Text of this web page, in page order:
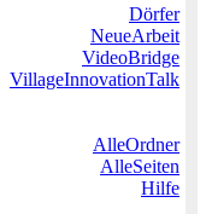
Dörfer
NeueArbeit
VideoBridge
VillageInnovationTalk
AlleOrdner
AlleSeiten
Hilfe